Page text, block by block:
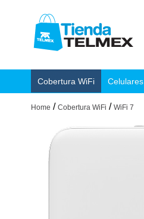
Cobertura WiFi Celulares
Home / Cobertura WiFi / WiFi 7